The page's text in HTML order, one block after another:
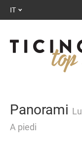
IT
Panorami
A piedi